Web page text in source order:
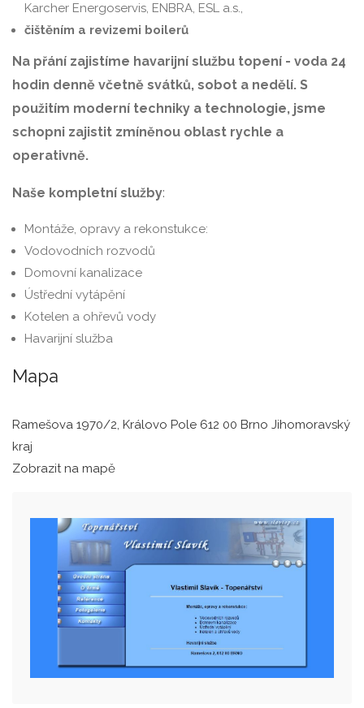
Karcher Energoservis, ENBRA, ESL a.s.,
čištěním a revizemi boilerů
Na přání zajistíme havarijní službu topení - voda 24
hodin denně včetně svátků, sobot a nedělí. S
použitím moderní techniky a technologie, jsme
schopni zajistit zmíněnou oblast rychle a
operativně.
Naše kompletní služby:
Montáže, opravy a rekonstukce:
Vodovodních rozvodů
Domovní kanalizace
Ústřední vytápění
Kotelen a ohřevů vody
Havarijní služba
Mapa
Ramešova 1970/2, Královo Pole 612 00 Brno Jihomoravský
kraj
Zobrazit na mapě